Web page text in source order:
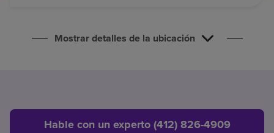
Mostrar detalles de la ubicación
Hable con un experto (412) 826-4909